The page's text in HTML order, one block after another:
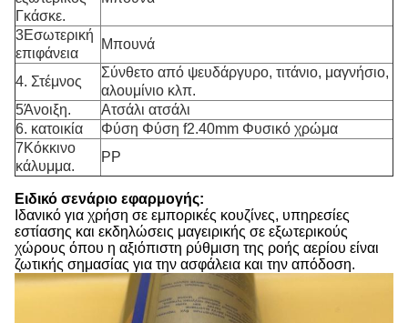
Γκάσκε.
3Εσωτερική
επιφάνεια
Μπουνά
4. Στέμνος
Σύνθετο από ψευδάργυρο, τιτάνιο, μαγνήσιο,
αλουμίνιο κλπ.
5Άνοιξη.
Ατσάλι ατσάλι
6. κατοικία
Φύση Φύση f2.40mm Φυσικό χρώμα
7Κόκκινο
κάλυμμα.
PP
Ειδικό σενάριο εφαρμογής:
Ιδανικό για χρήση σε εμπορικές κουζίνες, υπηρεσίες
εστίασης και εκδηλώσεις μαγειρικής σε εξωτερικούς
χώρους όπου η αξιόπιστη ρύθμιση της ροής αερίου είναι
ζωτικής σημασίας για την ασφάλεια και την απόδοση.